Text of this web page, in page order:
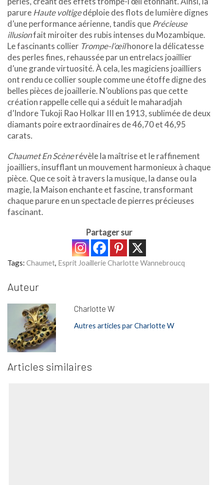
parureHaute voltigedéploie des flots de lumière dignes
d’une performance aérienne, tandis quePrécieuse
illusionfait miroiter des rubis intenses du Mozambique.
Le fascinants collier Trompe-l’œilhonore la délicatesse
des perles fines, rehaussée par un entrelacs joaillier
d’une grande virtuosité. À cela, les magiciens joailliers
ont rendu ce collier souple comme une étoffe digne des
belles pièces de joaillerie. N’oublions pas que cette
création rappelle celle qui a séduit le maharadjah
d’Indore Tukoji Rao Holkar III en 1913, sublimée de deux
diamants poire extraordinaires de 46,70 et 46,95
carats.
Chaumet En Scènerévèle la maîtrise et le raffinement
joailliers, insufflant un mouvement harmonieux à chaque
pièce. Que ce soit à travers la musique, la danse ou la
magie, la Maison enchante et fascine, transformant
chaque parure en un spectacle de pierres précieuses
fascinant.
Partager sur
Tags: Chaumet, Esprit Joaillerie Charlotte Wannebroucq
Auteur
Charlotte W
Autres articles par Charlotte W
Articles similaires